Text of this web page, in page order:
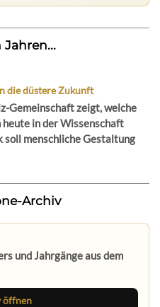
Jahren...
die düstere Zukunft
Gemeinschaft zeigt, welche
in der Wissenschaft
menschliche Gestaltung
Archiv
und Jahrgänge aus dem
öffnen